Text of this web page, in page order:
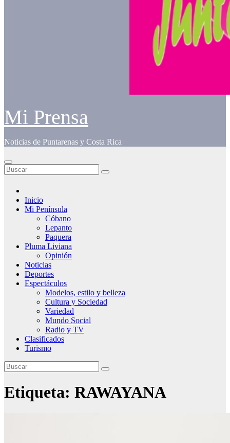
Mi Prensa
Noticias de Puntarenas y Costa Rica
Inicio
Mi Península
Cóbano
Lepanto
Paquera
Pluma Liviana
Opinión
Noticias
Deportes
Espectáculos
Modelos, estilo y belleza
Cultura y Sociedad
Variedad
Mundo Social
Radio y TV
Clasificados
Turismo
Etiqueta: RAWAYANA